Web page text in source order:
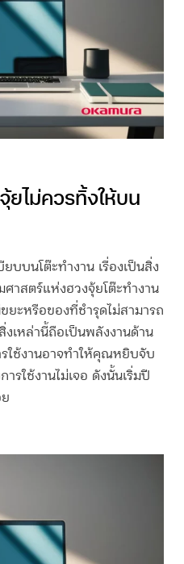
ยไม่ควรทิ้งให้บน
ยบบนโต๊ะทำงาน เรื่องเป็นสิ่ง
ศาสตร์แห่งฮวงจุ้ยโต๊ะทำงาน
ยะหรือของที่ชำรุดไม่สามารถ
งเหล่านี้ถือเป็นพลังงานด้าน
ใช้งานอาจทำให้คุณหยิบจับ
รใช้งานไม่เจอ ดังนั้นเริ่มปี
ย